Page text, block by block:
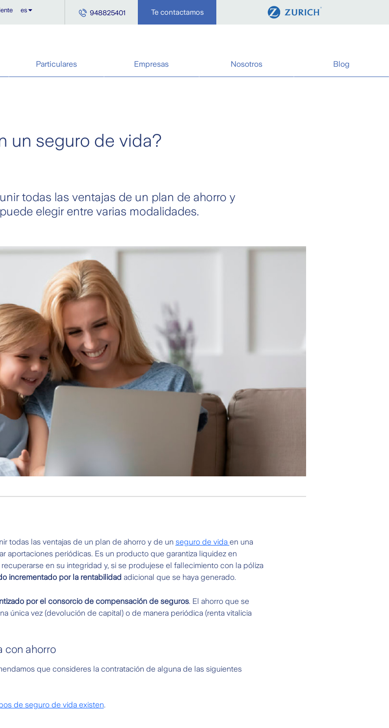
es 948825401 Te contactamos
Particulares Empresas Nosotros Blog
un seguro de vida?
todas las ventajas de un plan de ahorro y
elegir entre varias modalidades.
todas las ventajas de un plan de ahorro y de un seguro de vida en una
aportaciones periódicas. Es un producto que garantiza liquidez en
en su integridad y, si se produjese el fallecimiento con la póliza
incrementado por la rentabilidad adicional que se haya generado.
por el consorcio de compensación de seguros. El ahorro que se
única vez (devolución de capital) o de manera periódica (renta vitalicia
con ahorro
que consideres la contratación de alguna de las siguientes
de seguro de vida existen.